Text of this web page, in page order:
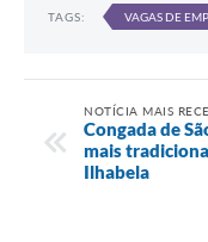
TAGS: VAGAS DE
NOTÍCIA MAIS
Congada de
mais
Ilhabela